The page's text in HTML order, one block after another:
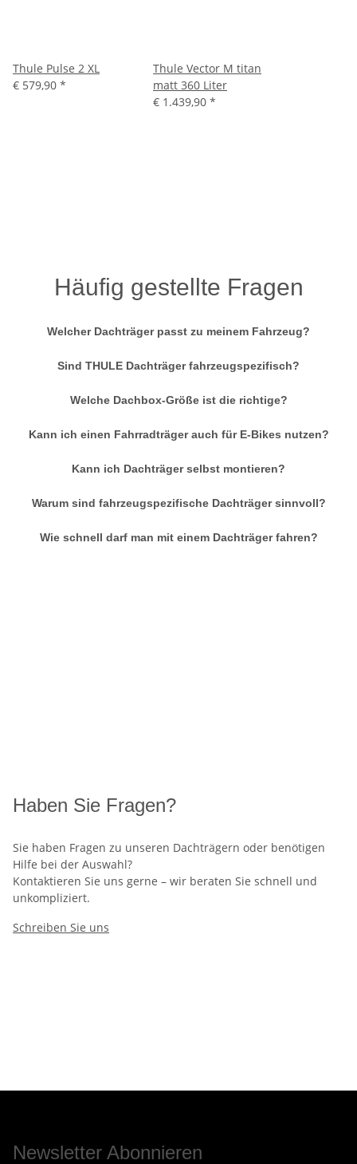
Thule Pulse 2 XL
€ 579,90 *
Thule Vector M titan
matt 360 Liter
€ 1.439,90 *
Häufig gestellte Fragen
Welcher Dachträger passt zu meinem Fahrzeug?
Sind THULE Dachträger fahrzeugspezifisch?
Welche Dachbox-Größe ist die richtige?
Kann ich einen Fahrradträger auch für E-Bikes nutzen?
Kann ich Dachträger selbst montieren?
Warum sind fahrzeugspezifische Dachträger sinnvoll?
Wie schnell darf man mit einem Dachträger fahren?
Haben Sie Fragen?
Sie haben Fragen zu unseren Dachträgern oder benötigen
Hilfe bei der Auswahl?
Kontaktieren Sie uns gerne – wir beraten Sie schnell und
unkompliziert.
Schreiben Sie uns
Newsletter Abonnieren